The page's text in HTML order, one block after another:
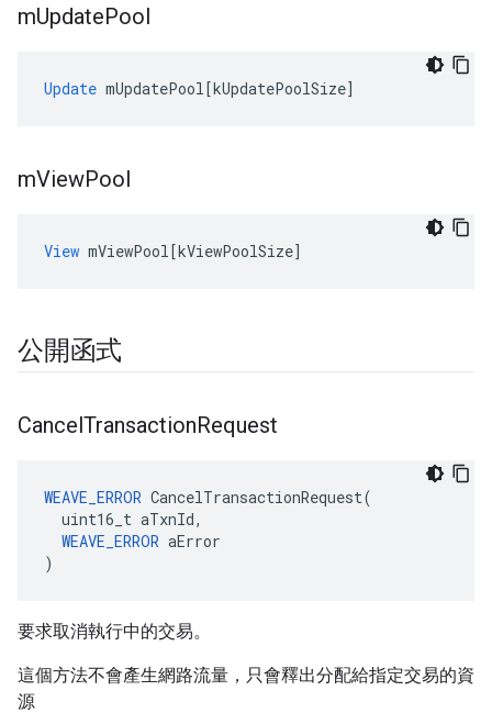
mUpdatePool
Update mUpdatePool[kUpdatePoolSize]
mViewPool
View mViewPool[kViewPoolSize]
公開函式
CancelTransactionRequest
WEAVE_ERROR CancelTransactionRequest(
  uint16_t aTxnId,
WEAVE_ERROR aError
)
要求取消執行中的交易。
這個方法不會產生網路流量，只會釋出分配給指定交易的資
源